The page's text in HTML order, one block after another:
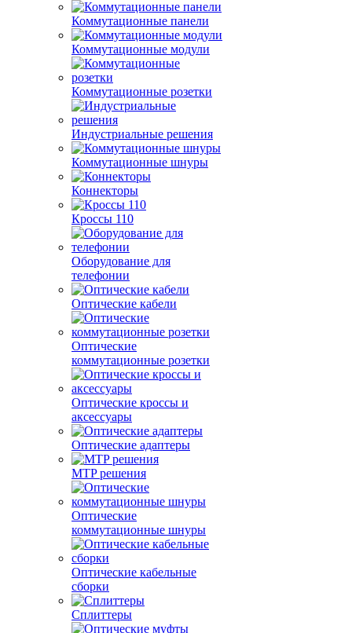
Коммутационные панели
Коммутационные модули
Коммутационные розетки
Индустриальные решения
Коммутационные шнуры
Коннекторы
Кроссы 110
Оборудование для
телефонии
Оптические кабели
Оптические
коммутационные розетки
Оптические кроссы и
аксессуары
Оптические адаптеры
MTP решения
Оптические
коммутационные шнуры
Оптические кабельные
сборки
Сплиттеры